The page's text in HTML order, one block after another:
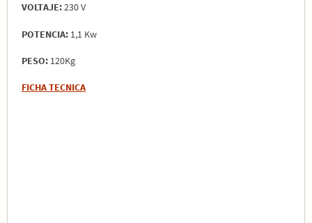
VOLTAJE:230 V
POTENCIA: 1,1 Kw
PESO: 120Kg
FICHA TECNICA